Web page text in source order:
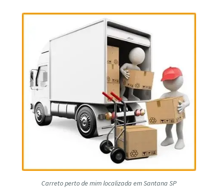
Carreto perto de mim localizada em Santana SP